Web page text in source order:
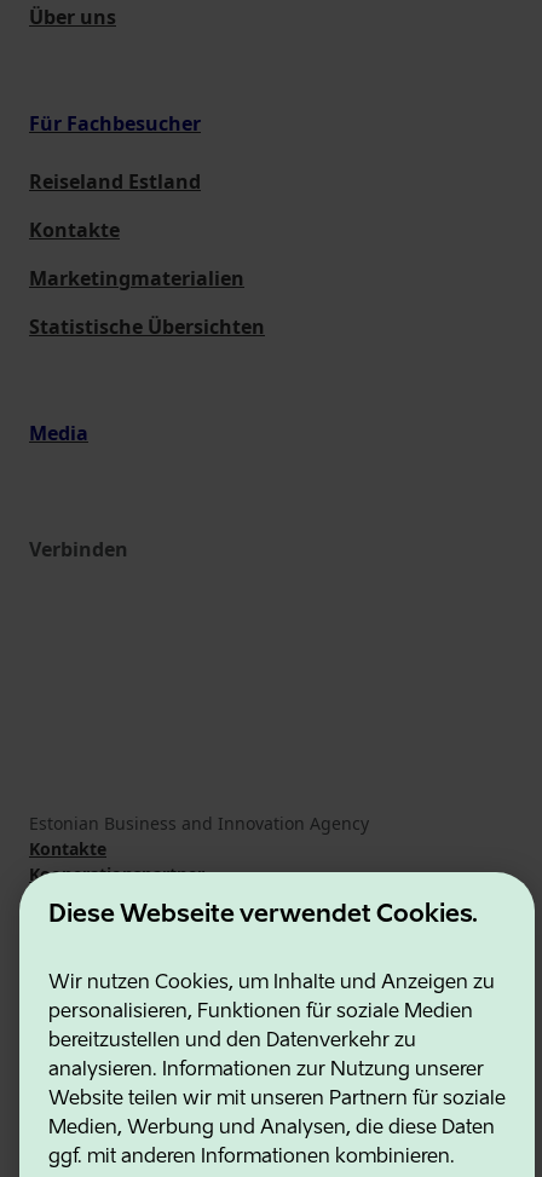
Diese Webseite verwendet Cookies.
Wir nutzen Cookies, um Inhalte und Anzeigen zu
personalisieren, Funktionen für soziale Medien
bereitzustellen und den Datenverkehr zu
analysieren. Informationen zur Nutzung unserer
Website teilen wir mit unseren Partnern für soziale
Medien, Werbung und Analysen, die diese Daten
ggf. mit anderen Informationen kombinieren.
Über uns
Für Fachbesucher
Reiseland Estland
Kontakte
Marketingmaterialien
Statistische Übersichten
Media
Verbinden
Estonian Business and Innovation Agency
Kontakte
Kooperationspartner
Nutzungsbedingungen
Cookie- und Datenschutzrichtlinie